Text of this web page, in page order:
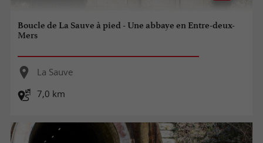
Boucle de La Sauve à pied - Une abbaye en Entre-deux-
Mers
La Sauve
7,0 km